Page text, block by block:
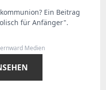
Ein Beitrag
für Anfänger".
Medien